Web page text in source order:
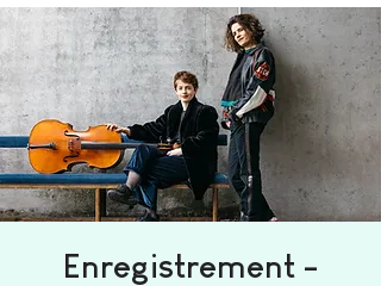
Enregistrement -